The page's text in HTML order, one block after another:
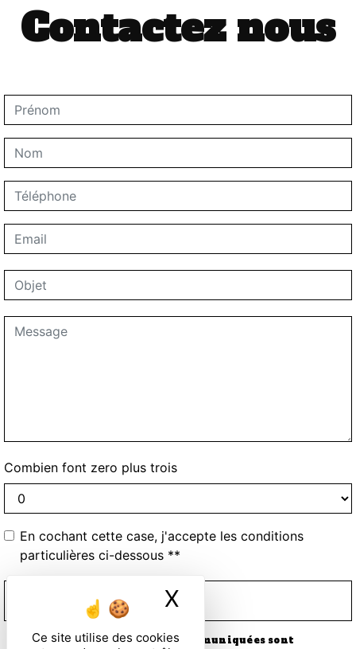
Ce site utilise des cookies
X
Contactez nous
Combien font zero plus trois
En cochant cette case, j'accepte les conditions
particulières ci-dessous **
ENVOYER
** Les données personnelles communiquées sont